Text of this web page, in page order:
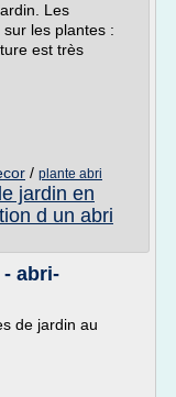
Les
les plantes :
est très
/ plante abri
jardin en
d un abri
abri-
de jardin au